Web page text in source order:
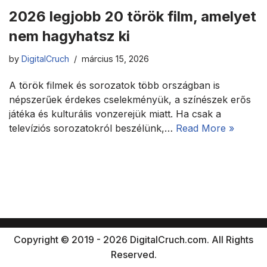
2026 legjobb 20 török film, amelyet
nem hagyhatsz ki
by DigitalCruch március 15, 2026
A török filmek és sorozatok több országban is
népszerűek érdekes cselekményük, a színészek erős
játéka és kulturális vonzerejük miatt. Ha csak a
televíziós sorozatokról beszélünk,… Read More »
Copyright © 2019 - 2026 DigitalCruch.com. All Rights
Reserved.